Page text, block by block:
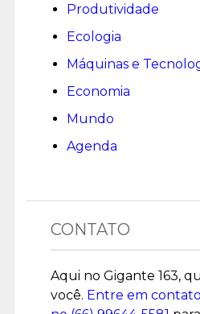
Produtividade
Ecologia
Máquinas e
Economia
Mundo
Agenda
CONTATO
Aqui no Gigante 163,
você. Entre em